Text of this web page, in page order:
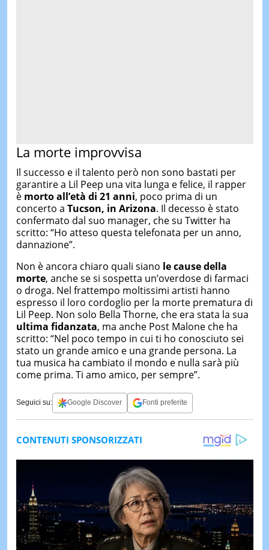
La morte improvvisa
Il successo e il talento però non sono bastati per
garantire a Lil Peep una vita lunga e felice, il rapper
èmorto all’età di 21 anni, poco prima di un
concerto a Tucson, in Arizona. Il decesso è stato
confermato dal suo manager, che su Twitter ha
scritto: “Ho atteso questa telefonata per un anno,
dannazione”.
Non è ancora chiaro quali siano le cause della
morte, anche se si sospetta un’overdose di farmaci
o droga. Nel frattempo moltissimi artisti hanno
espresso il loro cordoglio per la morte prematura di
Lil Peep. Non solo Bella Thorne, che era stata la sua
ultima fidanzata, ma anche Post Malone che ha
scritto: “Nel poco tempo in cui ti ho conosciuto sei
stato un grande amico e una grande persona. La
tua musica ha cambiato il mondo e nulla sarà più
come prima. Ti amo amico, per sempre”.
Seguici su: Google Discover Fonti preferite